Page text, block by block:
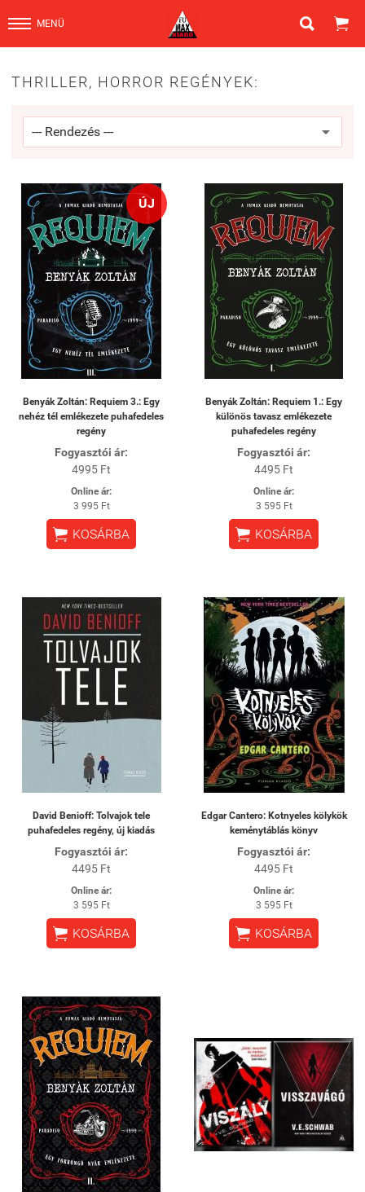
MENÜ  
THRILLER, HORROR REGÉNYEK:
ÚJ
Benyák Zoltán: Requiem 3.: Egy
nehéz tél emlékezete puhafedeles
regény
Fogyasztói ár:
4995 Ft
Online ár:
3 995 Ft
 KOSÁRBA
Benyák Zoltán: Requiem 1.: Egy
különös tavasz emlékezete
puhafedeles regény
Fogyasztói ár:
4495 Ft
Online ár:
3 595 Ft
 KOSÁRBA
David Benioff: Tolvajok ​tele
puhafedeles regény, új kiadás
Fogyasztói ár:
4495 Ft
Online ár:
3 595 Ft
 KOSÁRBA
Edgar Cantero: Kotnyeles kölykök
keménytáblás könyv
Fogyasztói ár:
4495 Ft
Online ár:
3 595 Ft
 KOSÁRBA